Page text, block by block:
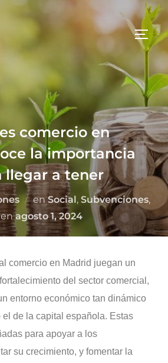
comercio en
la importancia
llegar a tener
enSocial, Subvenciones,
enagosto 1, 2024
comercio en Madrid juegan un
del sector comercial,
entorno económico tan dinámico
el de la capital española. Estas
para apoyar a los
su crecimiento, y fomentar la